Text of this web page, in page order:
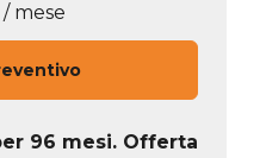
mese
96 mesi. Offerta